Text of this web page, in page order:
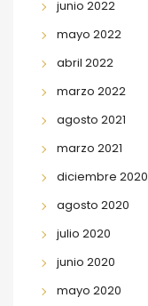
junio 2022
mayo 2022
abril 2022
marzo 2022
agosto 2021
marzo 2021
diciembre 2020
agosto 2020
julio 2020
junio 2020
mayo 2020